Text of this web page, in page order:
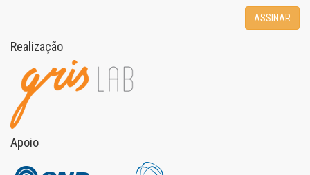
ASSINAR
Realização
Apoio